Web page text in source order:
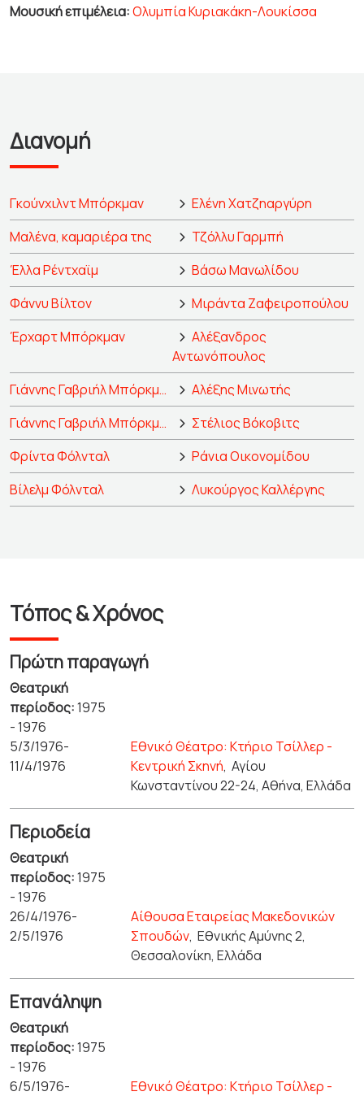
Μουσική επιμέλεια:Ολυμπία Κυριακάκη-Λουκίσσα
Διανομή
Γκούνχιλντ Μπόρκμαν
Ελένη Χατζηαργύρη
Μαλένα, καμαριέρα της
Τζόλλυ Γαρμπή
Έλλα Ρέντχαϊμ
Βάσω Μανωλίδου
Φάννυ Βίλτον
Μιράντα Ζαφειροπούλου
Έρχαρτ Μπόρκμαν
Αλέξανδρος
Αντωνόπουλος
Γιάννης Γαβριήλ Μπόρκμαν
Αλέξης Μινωτής
Γιάννης Γαβριήλ Μπόρκμαν
Στέλιος Βόκοβιτς
Φρίντα Φόλνταλ
Ράνια Οικονομίδου
Βίλελμ Φόλνταλ
Λυκούργος Καλλέργης
Τόπος & Χρόνος
Πρώτη παραγωγή
Θεατρική
περίοδος:1975
- 1976
5/3/1976-
11/4/1976
Εθνικό Θέατρο: Κτήριο Τσίλλερ -
Κεντρική Σκηνή,Αγίου
Κωνσταντίνου 22-24, Αθήνα, Ελλάδα
Περιοδεία
Θεατρική
περίοδος:1975
- 1976
26/4/1976-
2/5/1976
Αίθουσα Εταιρείας Μακεδονικών
Σπουδών,Εθνικής Αμύνης 2,
Θεσσαλονίκη, Ελλάδα
Επανάληψη
Θεατρική
περίοδος:1975
- 1976
6/5/1976-
Εθνικό Θέατρο: Κτήριο Τσίλλερ -